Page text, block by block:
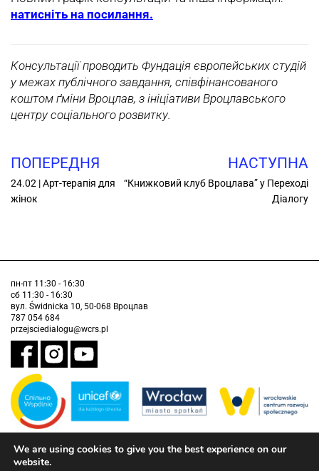
натисніть на посилання.
Кoнсультації проводить Фундація європейських студій
у межах публічного завдання, співфінансованого
коштом ґміни Вроцлав, з ініціативи Вроцлавського
центру соціального розвитку.
ПОПЕРЕДНЯ
24.02 | Арт-терапія для
жінок
НАСТУПНА
“Книжковий клуб Вроцлава” у Переході
Діалогу
пн-пт 11:30 - 16:30
сб 11:30 - 16:30
вул. Świdnicka 10, 50-068 Вроцлав
787 054 684
przejsciedialogu@wcrs.pl
Завдання виконується муніципалітетом Вроцлава у партнерстві з
Дитячим фондом ООН (ЮНІСЕФ).
We are using cookies to give you the best experience on our
website.